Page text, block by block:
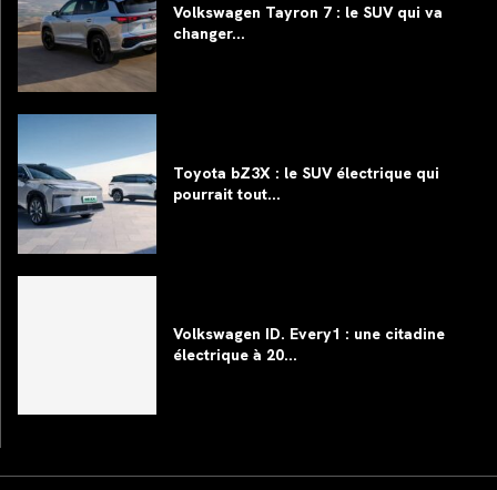
Volkswagen Tayron 7 : le SUV qui va
changer...
Toyota bZ3X : le SUV électrique qui
pourrait tout...
Volkswagen ID. Every1 : une citadine
électrique à 20...